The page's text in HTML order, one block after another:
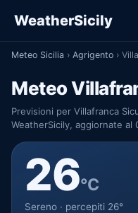
WeatherSicily
Meteo Sicilia › Agrigento ›
Meteo
Previsioni per Villafranca
WeatherSicily, aggiornate al
26°C
Sereno · percepiti 26°